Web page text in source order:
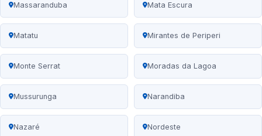
Massaranduba Mata Escura
Matatu Mirantes de Periperi
Monte Serrat Moradas da Lagoa
Mussurunga Narandiba
Nazaré Nordeste